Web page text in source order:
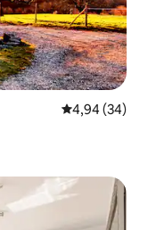
საშუალო
4,94 (34)